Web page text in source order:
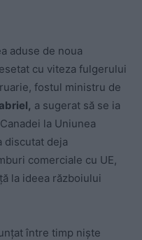
aduse de noua
cu viteza fulgerului
fostul ministru de
a sugerat să se ia
la Uniunea
discutat deja
comerciale cu UE,
la ideea războiului
între timp niște